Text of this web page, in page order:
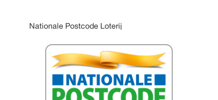
Nationale Postcode Loterij